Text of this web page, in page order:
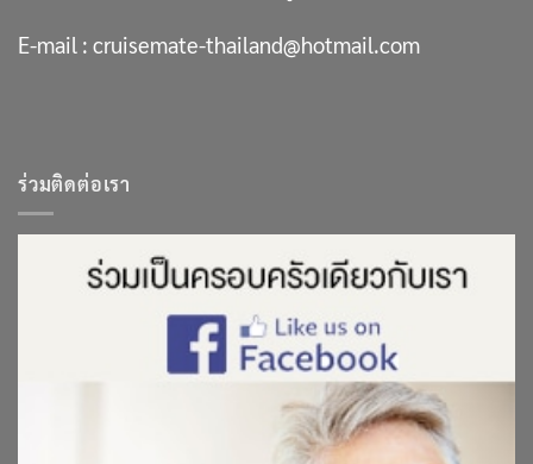
E-mail : cruisemate-thailand@hotmail.com
ร่วมติดต่อเรา